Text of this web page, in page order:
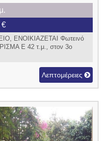
€
ENOIKIAZETAI Φωτεινό
Ε 42 τ.μ., στον 3ο
Λεπτομέρειες